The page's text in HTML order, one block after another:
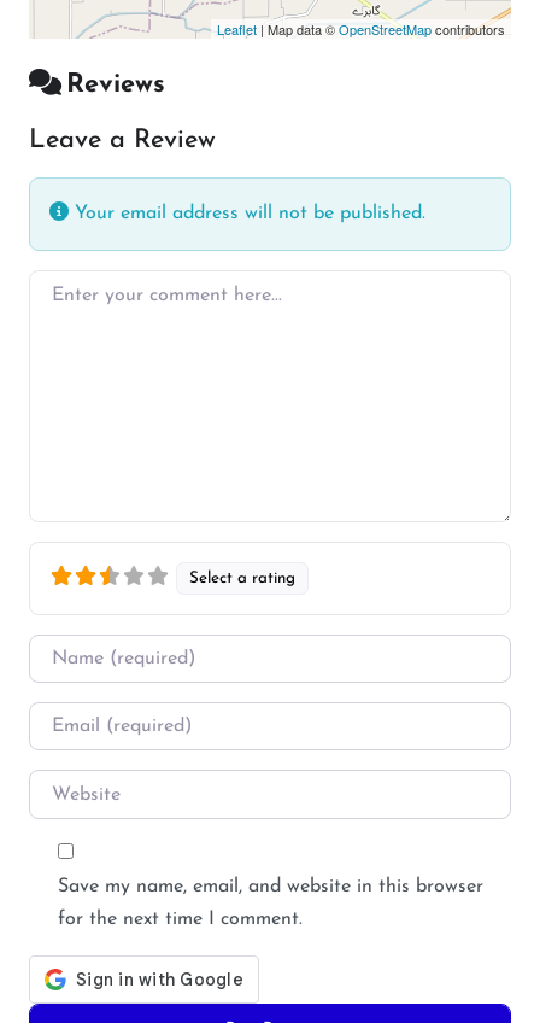
Leaflet | Map data ©OpenStreetMapcontributors
Reviews
Leave a Review
Your email address will not be published.
Enter your comment here…
Select a rating
Name
Email
Website
Save my name, email, and website in this browser
for the next time I comment.